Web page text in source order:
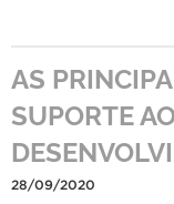
AS
SUPORTE
28/09/2020